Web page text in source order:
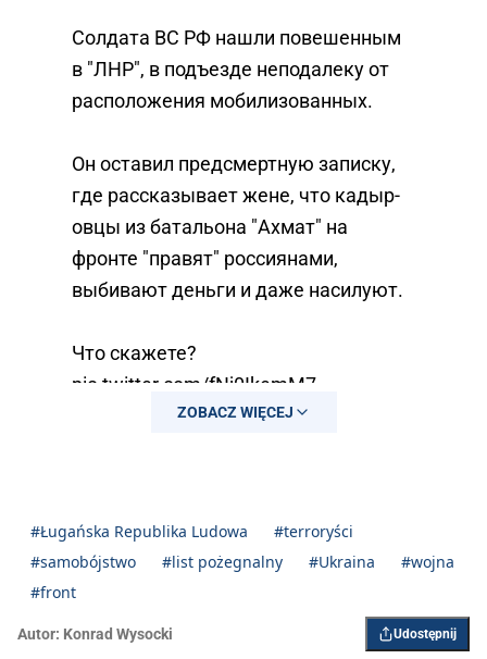
Солдата ВС РФ нашли повешенным
в "ЛНР", в подъезде неподалеку от
расположения мобилизованных.
Он оставил предсмертную записку,
где рассказывает жене, что кадыр-
овцы из батальона "Ахмат" на
фронте "правят" россиянами,
выбивают деньги и даже насилуют.
Что скажете?
pic.twitter.com/fNj0IkemM7
ZOBACZ WIĘCEJ
#Ługańska Republika Ludowa
#terroryści
#samobójstwo
#list pożegnalny #Ukraina
#wojna
#front
Autor: Konrad Wysocki Udostępnij